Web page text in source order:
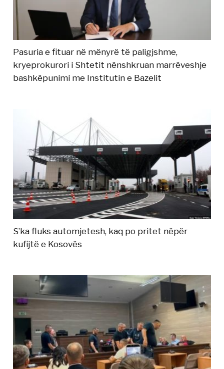
Pasuria e fituar në mënyrë të paligjshme,
kryeprokurori i Shtetit nënshkruan marrëveshje
bashkëpunimi me Institutin e Bazelit
S’ka fluks automjetesh, kaq po pritet nëpër
kufijtë e Kosovës